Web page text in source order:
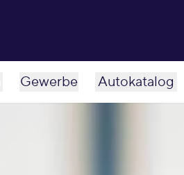
Gewerbe Autokatalog